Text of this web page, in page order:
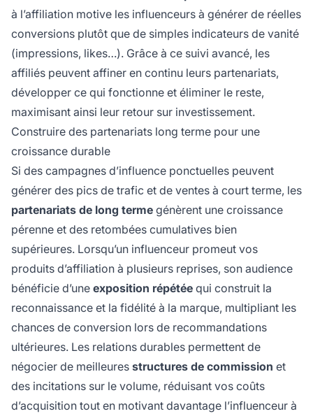
à l’affiliation motive les influenceurs à générer de réelles
conversions plutôt que de simples indicateurs de vanité
(impressions, likes…). Grâce à ce suivi avancé, les
affiliés peuvent affiner en continu leurs partenariats,
développer ce qui fonctionne et éliminer le reste,
maximisant ainsi leur retour sur investissement.
Construire des partenariats long terme pour une
croissance durable
Si des campagnes d’influence ponctuelles peuvent
générer des pics de trafic et de ventes à court terme, les
partenariats de long terme génèrent une croissance
pérenne et des retombées cumulatives bien
supérieures. Lorsqu’un influenceur promeut vos
produits d’affiliation à plusieurs reprises, son audience
bénéficie d’une exposition répétée qui construit la
reconnaissance et la fidélité à la marque, multipliant les
chances de conversion lors de recommandations
ultérieures. Les relations durables permettent de
négocier de meilleures structures de commission et
des incitations sur le volume, réduisant vos coûts
d’acquisition tout en motivant davantage l’influenceur à